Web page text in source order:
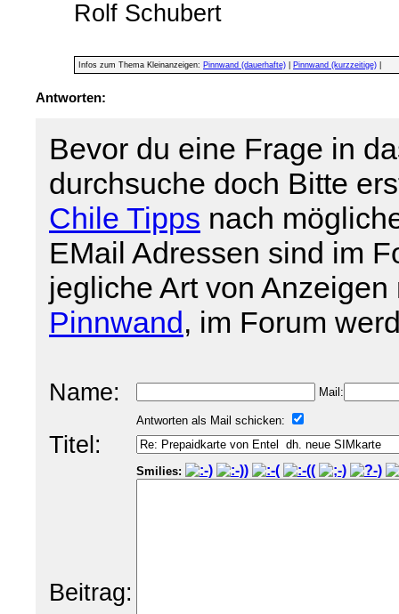
Rolf Schubert
Infos zum Thema Kleinanzeigen: Pinnwand (dauerhafte) Pinnwand (kurzzeitige)
Antworten:
Bevor du eine Frage in
durchsuche doch Bitte
Chile Tipps nach
EMail Adressen sind im
jegliche Art von
Pinnwand , im Forum
Name: Mail:
Antworten als Mail schicken:
Titel:
Beitrag:
Smilies: